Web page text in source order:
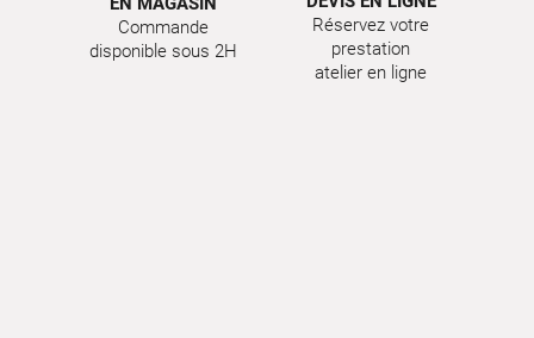
Commande
disponible sous 2H
Réservez votre
prestation
atelier en ligne